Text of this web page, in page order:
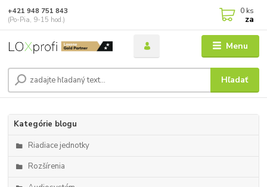
Menu
Hľadať
+421 948 751 843
(Po-Pia, 9-15 hod.)
0 ks
za
Kategórie blogu
Riadiace jednotky
Rozšírenia